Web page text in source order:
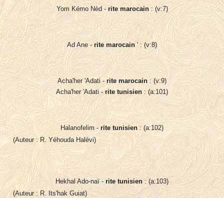
Yom Kémo Nèd -rite marocain: (v:7)
Ad Ane -rite marocain' : (v:8)
Acha'her 'Adati - rite marocain: (v:9)
Acha'her 'Adati -rite tunisien: (a:101)
Halanofelim - rite tunisien: (a:102)
(Auteur : R. Yéhouda Halévi)
Hekhal Ado-naï - rite tunisien: (a:103)
(Auteur : R. Its'hak Guiat)